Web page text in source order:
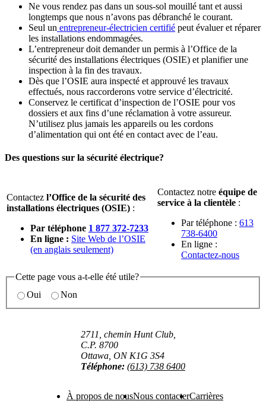
Ne vous rendez pas dans un sous-sol mouillé tant et aussi
longtemps que nous n’avons pas débranché le courant.
Seul un entrepreneur-électricien certifié peut évaluer et réparer
les installations endommagées.
L’entrepreneur doit demander un permis à l’Office de la
sécurité des installations électriques (OSIE) et planifier une
inspection à la fin des travaux.
Dès que l’OSIE aura inspecté et approuvé les travaux
effectués, nous raccorderons votre service d’électricité.
Conservez le certificat d’inspection de l’OSIE pour vos
dossiers et aux fins d’une réclamation à votre assureur.
N’utilisez plus jamais les appareils ou les cordons
d’alimentation qui ont été en contact avec de l’eau.
Des questions sur la sécurité électrique?
Contactez l’Office de la sécurité des
installations électriques (OSIE) :
Par téléphone 1 877 372-7233
En ligne : Site Web de l’OSIE
(en anglais seulement)
Contactez notre équipe de
service à la clientèle :
Par téléphone : 613
738-6400
En ligne :
Contactez-nous
Cette page vous a-t-elle été utile?
Oui
Non
2711, chemin Hunt Club,
C.P. 8700
Ottawa, ON K1G 3S4
Téléphone: (613) 738 6400
À propos de nousNous contacterCarrières